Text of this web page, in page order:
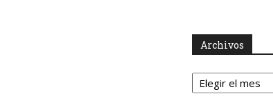
Archivos
Archivos